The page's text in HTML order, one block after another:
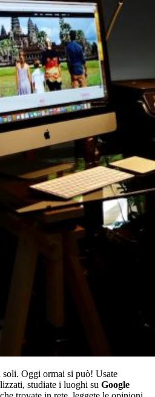
Oggi ormai si può! Usate
studiate i luoghi su Google